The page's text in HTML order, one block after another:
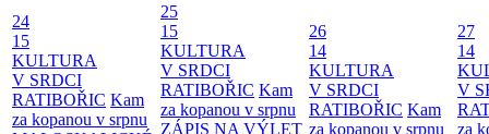
24
15
KULTURA
V SRDCI
RATIBOŘIC Kam
za kopanou v srpnu
25
15
KULTURA
V SRDCI
RATIBOŘIC Kam
za kopanou v srpnu
ZÁPIS NA VÝLET
26
14
KULTURA
V SRDCI
RATIBOŘIC Kam
za kopanou v srpnu
27
14
V
za